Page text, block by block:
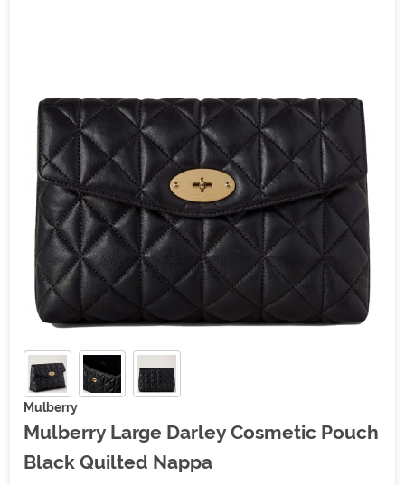
Mulberry
Mulberry Large Darley Cosmetic Pouch
Black Quilted Nappa